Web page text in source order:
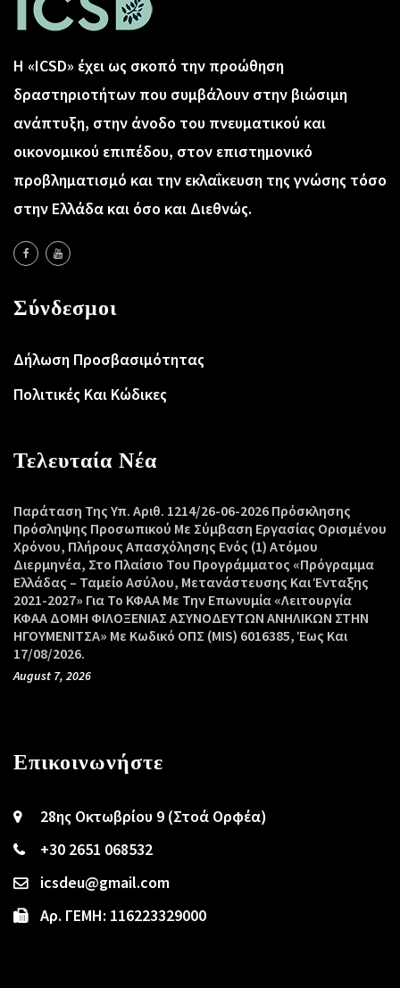
Η «ICSD» έχει ως σκοπό την προώθηση
δραστηριοτήτων που συμβάλουν στην βιώσιμη
ανάπτυξη, στην άνοδο του πνευματικού και
οικονομικού επιπέδου, στον επιστημονικό
προβληματισμό και την εκλαΐκευση της γνώσης τόσο
στην Ελλάδα και όσο και Διεθνώς.
Σύνδεσμοι
Δήλωση Προσβασιμότητας
Πολιτικές Και Κώδικες
Τελευταία Νέα
Παράταση Της Υπ. Αριθ. 1214/26-06-2026 Πρόσκλησης
Πρόσληψης Προσωπικού Με Σύμβαση Εργασίας Ορισμένου
Χρόνου, Πλήρους Απασχόλησης Ενός (1) Ατόμου
Διερμηνέα, Στο Πλαίσιο Του Προγράμματος «Πρόγραμμα
Ελλάδας – Ταμείο Ασύλου, Μετανάστευσης Και Ένταξης
2021-2027» Για Το ΚΦΑΑ Με Την Επωνυμία «Λειτουργία
ΚΦΑΑ ΔΟΜΗ ΦΙΛΟΞΕΝΙΑΣ ΑΣΥΝΟΔΕΥΤΩΝ ΑΝΗΛΙΚΩΝ ΣΤΗΝ
ΗΓΟΥΜΕΝΙΤΣΑ» Με Κωδικό ΟΠΣ (MIS) 6016385, Έως Και
17/08/2026.
August 7, 2026
Επικοινωνήστε
28ης Οκτωβρίου 9 (Στοά Ορφέα)
+30 2651 068532
icsdeu@gmail.com
Αρ. ΓΕΜΗ: 116223329000